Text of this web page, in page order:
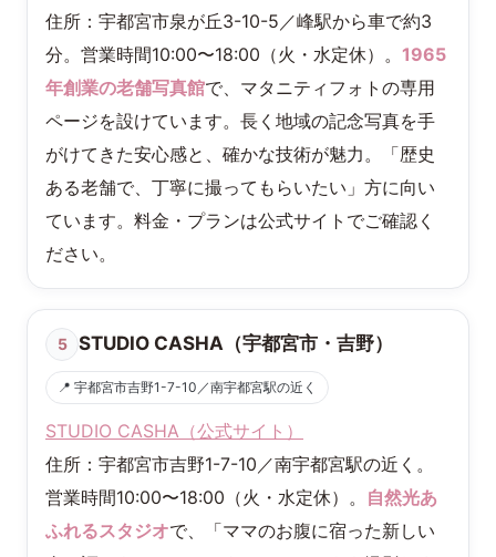
住所：宇都宮市泉が丘3-10-5／峰駅から車で約3
分。営業時間10:00〜18:00（火・水定休）。 1965
年創業の老舗写真館で、マタニティフォトの専用
ページを設けています。長く地域の記念写真を手
がけてきた安心感と、確かな技術が魅力。「歴史
ある老舗で、丁寧に撮ってもらいたい」方に向い
ています。料金・プランは公式サイトでご確認く
ださい。
5 STUDIO CASHA（宇都宮市・吉野）
📍 宇都宮市吉野1-7-10／南宇都宮駅の近く
STUDIO CASHA（公式サイト）
住所：宇都宮市吉野1-7-10／南宇都宮駅の近く。
営業時間10:00〜18:00（火・水定休）。 自然光あ
ふれるスタジオで、「ママのお腹に宿った新しい